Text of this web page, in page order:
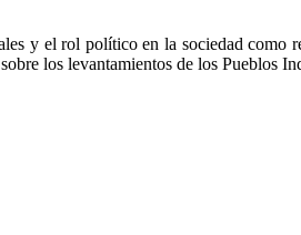
y el rol político en la sociedad
los levantamientos de los Pueblos